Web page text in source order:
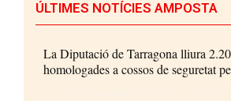
ÚLTIMES NOTÍCIES AMPOSTA
La Diputació de Tarragona lliura
homologades a cossos de seguretat